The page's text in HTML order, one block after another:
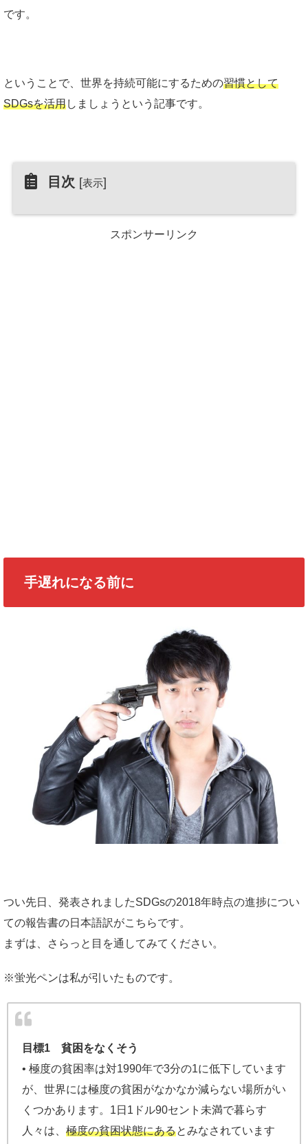
です。
ということで、世界を持続可能にするための習慣として
SDGsを活用しましょうという記事です。
目次 [表示]
スポンサーリンク
手遅れになる前に
つい先日、発表されましたSDGsの2018年時点の進捗につい
ての報告書の日本語訳がこちらです。
まずは、さらっと目を通してみてください。
※蛍光ペンは私が引いたものです。
目標1 貧困をなくそう
• 極度の貧困率は対1990年で3分の1に低下しています
が、世界には極度の貧困がなかなか減らない場所がい
くつかあります。1日1ドル90セント未満で暮らす
人々は、 極度の貧困状態にあるとみなされています